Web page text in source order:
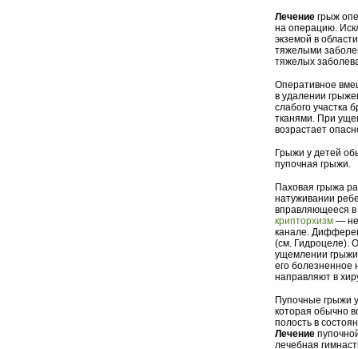
Лечение грыж
на операцию.
экземой в
тяжелыми
тяжелых
Оперативное
в удалении
слабого участка
тканями. При
возрастает
Грыжи у детей
пупочная грыжи.
Паховая грыжа
натуживании
вправляющееся в
крипторхизм —
канале.
(см. Гидроцеле).
ущемлении грыжи
его
направляют в
Пупочные грыжи
которая обычно
полость в
Лечение
лечебная